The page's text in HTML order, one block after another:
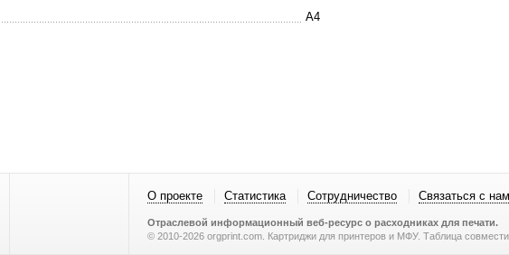
A4
О проекте Статистика Сотрудничество Связаться с
Отраслевой информационный веб-ресурс о расходниках для печати.
© 2010-2026 orgprint.com. Картриджи для принтеров и МФУ. Таблица